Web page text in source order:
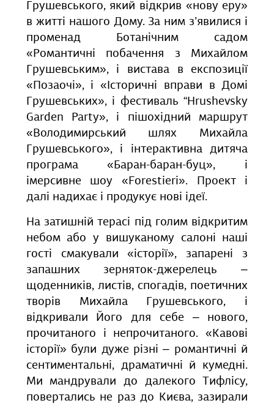
Грушевського, який відкрив «нову еру»
в житті нашого Дому. За ним з’явилися і
променад Ботанічним садом
«Романтичні побачення з Михайлом
Грушевським», і вистава в експозиції
«Позаочі», і «Історичні вправи в Домі
Грушевських», і фестиваль “Hrushevsky
Garden Party», і пішохідний маршрут
«Володимирський шлях Михайла
Грушевського», і інтерактивна дитяча
програма «Баран-баран-буц», і
імерсивне шоу «Forestieri». Проект і
далі надихає і продукує нові ідеї.
На затишній терасі під голим відкритим
небом або у вишуканому салоні наші
гості смакували «історії», запарені з
запашних зерняток-джерелець –
щоденників, листів, спогадів, поетичних
творів Михайла Грушевського, і
відкривали Його для себе – нового,
прочитаного і непрочитаного. «Кавові
історії» були дуже різні – романтичні й
сентиментальні, драматичні й кумедні.
Ми мандрували до далекого Тифлісу,
повертались не раз до Києва, зазирали